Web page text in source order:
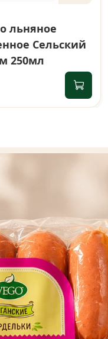
льняное
Сельский
250мл